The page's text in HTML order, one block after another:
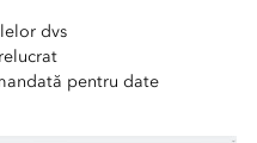
dvs
pentru date